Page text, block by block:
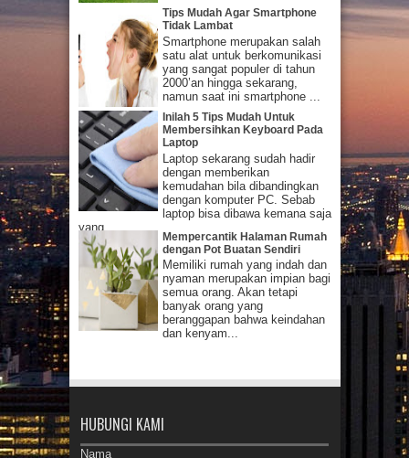
Tips Mudah Agar Smartphone
Tidak Lambat
Smartphone merupakan salah
satu alat untuk berkomunikasi
yang sangat populer di tahun
2000’an hingga sekarang,
namun saat ini smartphone ...
Inilah 5 Tips Mudah Untuk
Membersihkan Keyboard Pada
Laptop
Laptop sekarang sudah hadir
dengan memberikan
kemudahan bila dibandingkan
dengan komputer PC. Sebab
laptop bisa dibawa kemana saja
yang...
Mempercantik Halaman Rumah
dengan Pot Buatan Sendiri
Memiliki rumah yang indah dan
nyaman merupakan impian bagi
semua orang. Akan tetapi
banyak orang yang
beranggapan bahwa keindahan
dan kenyam...
HUBUNGI KAMI
Nama